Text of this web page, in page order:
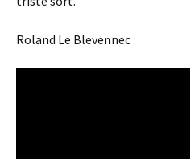
Roland Le Blevennec